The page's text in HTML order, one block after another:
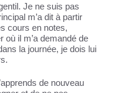
Je ne suis pas
m’a dit à partir
cours en notes,
où il m’a demandé de
la journée, je dois lui
de nouveau